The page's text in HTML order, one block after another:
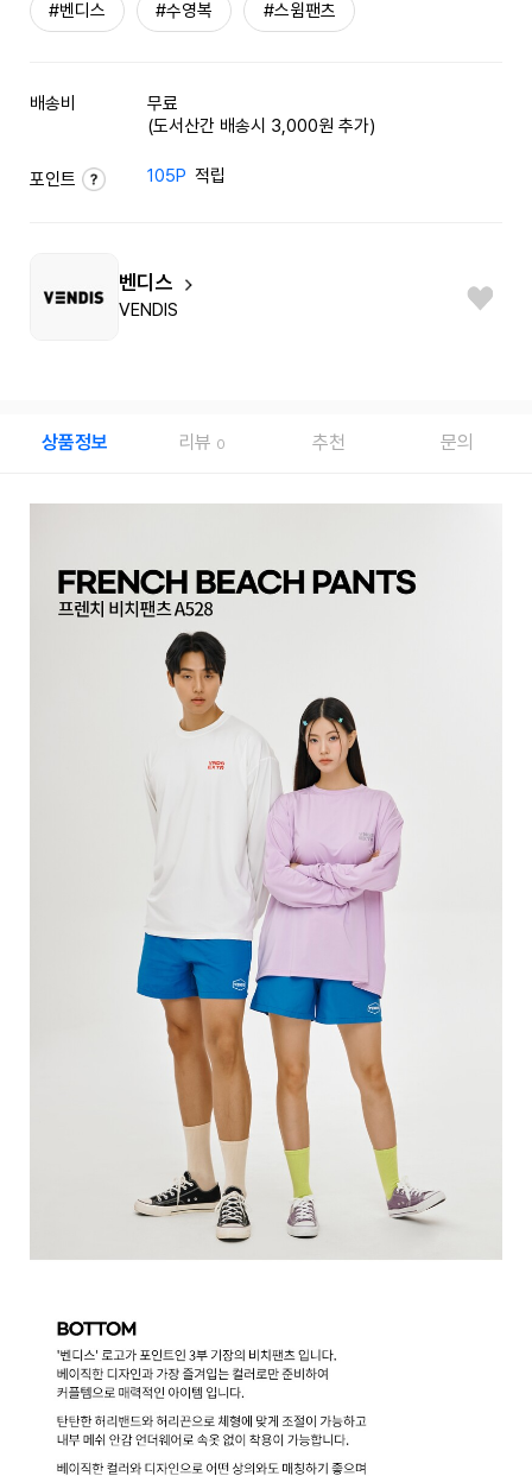
#벤디스 #수영복 #스윔팬츠
배송비
무료
(도서산간 배송시 3,000원 추가)
포인트 105P 적립
벤디스
VENDIS
상품정보 리뷰 0 추천 문의